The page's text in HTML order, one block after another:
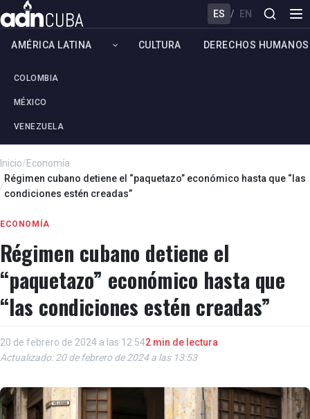
ES / EN
AMÉRICA LATINA
COLOMBIA
MÉXICO
VENEZUELA
CULTURA DERECHOS HUMANOS
Inicio/Economía
/
Régimen cubano detiene el “paquetazo” económico hasta que “las
condiciones estén creadas”
ECONOMÍA
Régimen cubano detiene el
“paquetazo” económico hasta que
“las condiciones estén creadas”
20 de febrero de 2024 a las 12:542 min de lectura
Actualizado: 20 de febrero de 2024 a las 13:53